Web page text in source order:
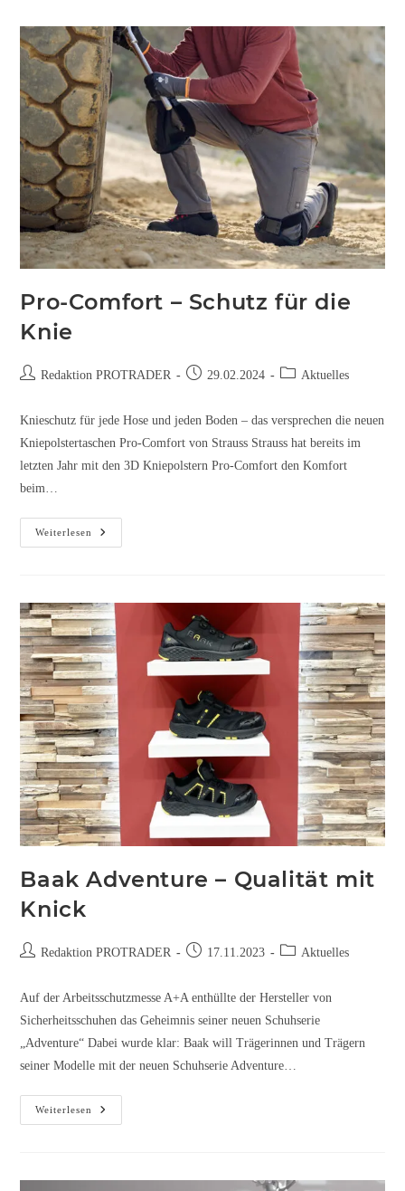
Pro-Comfort – Schutz für die
Knie
Redaktion PROTRADER 29.02.2024 Aktuelles
Knieschutz für jede Hose und jeden Boden – das versprechen die neuen
Kniepolstertaschen Pro-Comfort von Strauss Strauss hat bereits im
letzten Jahr mit den 3D Kniepolstern Pro-Comfort den Komfort
beim…
Weiterlesen
Baak Adventure – Qualität mit
Knick
Redaktion PROTRADER 17.11.2023 Aktuelles
Auf der Arbeitsschutzmesse A+A enthüllte der Hersteller von
Sicherheitsschuhen das Geheimnis seiner neuen Schuhserie
„Adventure“ Dabei wurde klar: Baak will Trägerinnen und Trägern
seiner Modelle mit der neuen Schuhserie Adventure…
Weiterlesen